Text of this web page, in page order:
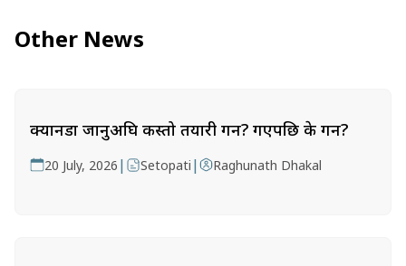
Other News
क्यानडा जानुअघि कस्तो तयारी गर्ने? गएपछि के गर्ने?
20 July, 2026 | Setopati | Raghunath Dhakal